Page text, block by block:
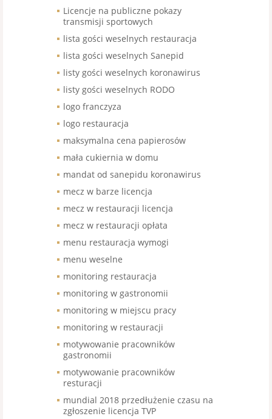
Licencje na publiczne pokazy
transmisji sportowych
lista gości weselnych restauracja
lista gości weselnych Sanepid
listy gości weselnych koronawirus
listy gości weselnych RODO
logo franczyza
logo restauracja
maksymalna cena papierosów
mała cukiernia w domu
mandat od sanepidu koronawirus
mecz w barze licencja
mecz w restauracji licencja
mecz w restauracji opłata
menu restauracja wymogi
menu weselne
monitoring restauracja
monitoring w gastronomii
monitoring w miejscu pracy
monitoring w restauracji
motywowanie pracowników
gastronomii
motywowanie pracowników
resturacji
mundial 2018 przedłużenie czasu na
zgłoszenie licencja TVP